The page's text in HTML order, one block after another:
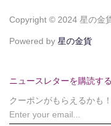
Copyright © 2024 星の金
Powered by 星の金貨
ニュースレターを購読する
クーポンがもらえるかも！